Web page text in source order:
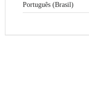
Português (Brasil)